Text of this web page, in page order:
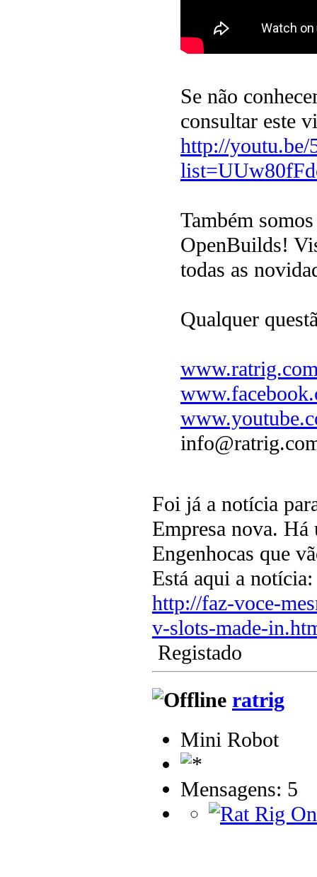
Se não
consultar este
http://
Também
OpenBuilds!
todas as
Qualquer
Foi já a notícia
Empresa nova. Há
Engenhocas que
Está aqui a notícia:
http://faz-voce-
v-slots-made-
Registado
ratrig
Mini Robot
Mensagens: 5